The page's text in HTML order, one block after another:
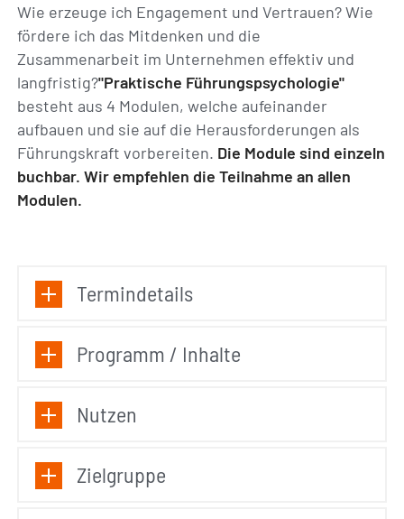
Wie erzeuge ich Engagement und Vertrauen? Wie
fördere ich das Mitdenken und die
Zusammenarbeit im Unternehmen effektiv und
langfristig?"Praktische Führungspsychologie"
besteht aus 4 Modulen, welche aufeinander
aufbauen und sie auf die Herausforderungen als
Führungskraft vorbereiten. Die Module sind einzeln
buchbar. Wir empfehlen die Teilnahme an allen
Modulen.
Termindetails
Programm / Inhalte
Nutzen
Zielgruppe